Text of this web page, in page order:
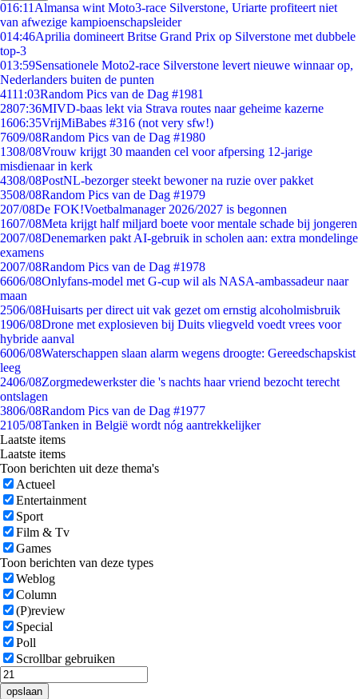
016:11 Almansa wint Moto3-race Silverstone, Uriarte profiteert niet
van afwezige kampioenschapsleider
014:46Aprilia domineert Britse Grand Prix op Silverstone met dubbele
top-3
013:59Sensationele Moto2-race Silverstone levert nieuwe winnaar op,
Nederlanders buiten de punten
4111:03Random Pics van de Dag #1981
2807:36MIVD-baas lekt via Strava routes naar geheime kazerne
1606:35VrijMiBabes #316 (not very sfw!)
7609/08Random Pics van de Dag #1980
1308/08Vrouw krijgt 30 maanden cel voor afpersing 12-jarige
misdienaar in kerk
4308/08PostNL-bezorger steekt bewoner na ruzie over pakket
3508/08Random Pics van de Dag #1979
207/08De FOK!Voetbalmanager 2026/2027 is begonnen
1607/08Meta krijgt half miljard boete voor mentale schade bij jongeren
2007/08Denemarken pakt AI-gebruik in scholen aan: extra mondelinge
examens
2007/08Random Pics van de Dag #1978
6606/08Onlyfans-model met G-cup wil als NASA-ambassadeur naar
maan
2506/08Huisarts per direct uit vak gezet om ernstig alcoholmisbruik
1906/08Drone met explosieven bij Duits vliegveld voedt vrees voor
hybride aanval
6006/08Waterschappen slaan alarm wegens droogte: Gereedschapskist
leeg
2406/08Zorgmedewerkster die 's nachts haar vriend bezocht terecht
ontslagen
3806/08Random Pics van de Dag #1977
2105/08Tanken in België wordt nóg aantrekkelijker
Laatste items
Laatste items
Toon berichten uit deze thema's
Actueel
Entertainment
Sport
Film & Tv
Games
Toon berichten van deze types
Weblog
Column
(P)review
Special
Poll
Scrollbar gebruiken
opslaan